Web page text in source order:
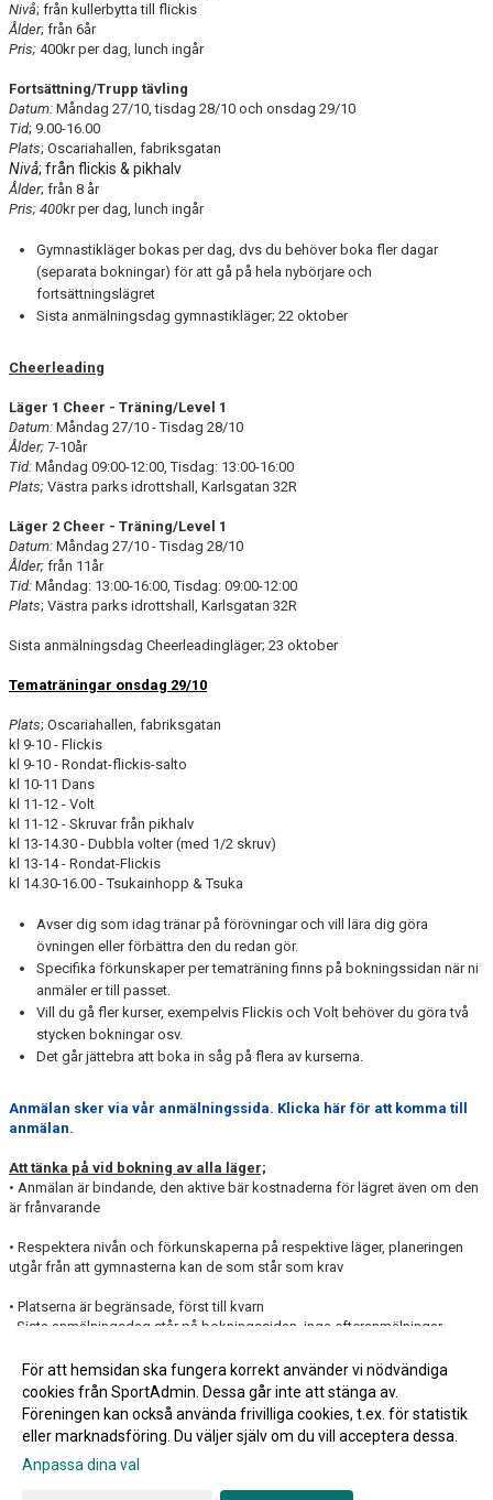
Nivå; från kullerbytta till flickis
Ålder; från 6år
Pris; 400kr per dag, lunch ingår
Fortsättning/Trupp tävling
Datum: Måndag 27/10, tisdag 28/10 och onsdag 29/10
Tid; 9.00-16.00
Plats; Oscariahallen, fabriksgatan
Nivå; från flickis & pikhalv
Ålder; från 8 år
Pris; 400kr per dag, lunch ingår
Gymnastikläger bokas per dag, dvs du behöver boka fler dagar
(separata bokningar) för att gå på hela nybörjare och
fortsättningslägret
Sista anmälningsdag gymnastikläger; 22 oktober
Cheerleading
Läger 1 Cheer - Träning/Level 1
Datum: Måndag 27/10 - Tisdag 28/10
Ålder; 7-10år
Tid: Måndag 09:00-12:00, Tisdag: 13:00-16:00
Plats; Västra parks idrottshall, Karlsgatan 32R
Läger 2 Cheer - Träning/Level 1
Datum: Måndag 27/10 - Tisdag 28/10
Ålder; från 11år
Tid: Måndag: 13:00-16:00, Tisdag: 09:00-12:00
Plats; Västra parks idrottshall, Karlsgatan 32R
Sista anmälningsdag Cheerleadingläger; 23 oktober
Tematräningar onsdag 29/10
Plats; Oscariahallen, fabriksgatan
kl 9-10 - Flickis
kl 9-10 - Rondat-flickis-salto
kl 10-11 Dans
kl 11-12 - Volt
kl 11-12 - Skruvar från pikhalv
kl 13-14.30 - Dubbla volter (med 1/2 skruv)
kl 13-14 - Rondat-Flickis
kl 14.30-16.00 - Tsukainhopp & Tsuka
Avser dig som idag tränar på förövningar och vill lära dig göra
övningen eller förbättra den du redan gör.
Specifika förkunskaper per tematräning finns på bokningssidan när ni
anmäler er till passet.
Vill du gå fler kurser, exempelvis Flickis och Volt behöver du göra två
stycken bokningar osv.
Det går jättebra att boka in såg på flera av kurserna.
Anmälan sker via vår anmälningssida. Klicka här för att komma till
anmälan.
Att tänka på vid bokning av alla läger;
• Anmälan är bindande, den aktive bär kostnaderna för lägret även om den
är frånvarande
• Respektera nivån och förkunskaperna på respektive läger, planeringen
utgår från att gymnasterna kan de som står som krav
• Platserna är begränsade, först till kvarn
- Sista anmälningsdag står på bokningssidan, inga efteranmälningar
Fler nyheter >>
Gå till Webbversion
För att hemsidan ska fungera korrekt använder vi nödvändiga
cookies från SportAdmin. Dessa går inte att stänga av.
Föreningen kan också använda frivilliga cookies, t.ex. för statistik
eller marknadsföring. Du väljer själv om du vill acceptera dessa.
Anpassa dina val